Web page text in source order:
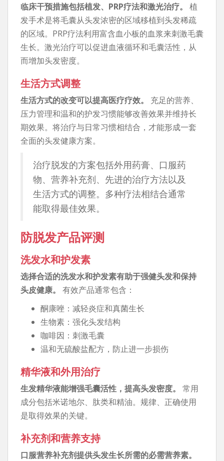
临床干预措施包括植发、PRP疗法和激光治疗。
植
发手术是将毛囊从头发浓密的区域移植到头发稀疏
的区域。PRP疗法利用富含血小板的血浆来刺激毛囊
生长。激光治疗可以促进血液循环和毛囊活性，从
而增加头发密度。
生活方式调整
生活方式的改变可以提高医疗疗效。
充足的营养、
压力管理和温和的护发习惯能够改善效果并维持长
期效果。将治疗与日常习惯相结合，才能形成一套
全面的头发健康方案。
治疗脱发的方案包括外用药膏、口服药
物、营养补充剂、先进的治疗方法以及
生活方式的调整。多种疗法相结合通常
能取得最佳效果。
防脱发产品评测
洗发水和护发素
选择合适的洗发水和护发素有助于强健头发和保持
头皮健康。
有效产品通常包含：
酮康唑：减轻炎症和真菌生长
生物素：强化头发结构
咖啡因：刺激毛囊
温和无硫酸盐配方，防止进一步损伤
精华液和外用治疗
生发精华液能增强毛囊活性，提高头发密度。
常用
成分包括米诺地尔、肽类和精油。规律、正确使用
是取得效果的关键。
补充剂和营养支持
口服营养补充剂提供头发生长所需的必需营养素。